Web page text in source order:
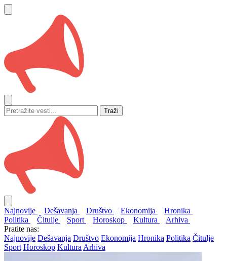
Traži
Najnovije Dešavanja Društvo Ekonomija
Hronika
Politika
Čitulje Sport Horoskop Kultura
Arhiva
Pratite nas:
Najnovije Dešavanja Društvo Ekonomija Hronika Politika Čitulje
Sport Horoskop Kultura Arhiva